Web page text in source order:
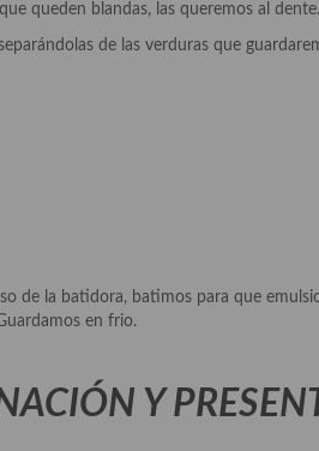
queden blandas, las queremos al dente.
de las verduras que
de la batidora, batimos para que
en frio.
Y